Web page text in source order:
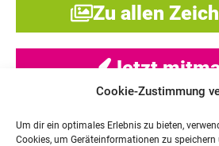
Cookie-Zustimmung
Um dir ein optimales Erlebnis zu bieten,
Cookies, um Geräteinformationen zu
Zu allen
Jetzt